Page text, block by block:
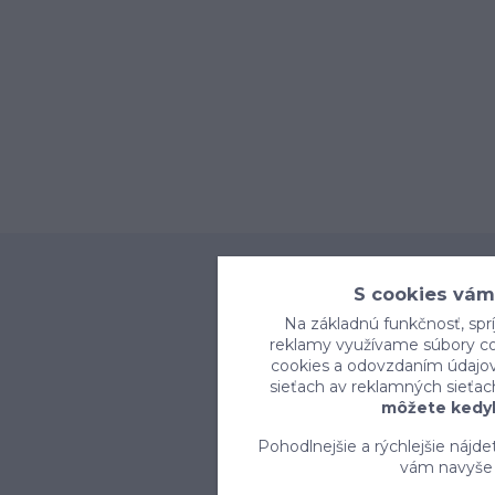
S cookies
Na základnú funkčnosť,
reklamy využívame súbory
cookies a odovzdaním
sieťach av reklamných
môžete
Pohodlnejšie a rýchlejšie
vám